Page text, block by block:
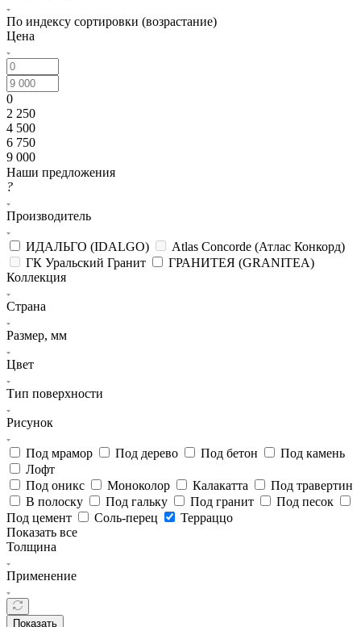
По индексу сортировки (возрастание)
Цена
0
2 250
4 500
6 750
9 000
Наши предложения
?
Производитель
ИДАЛЬГО (IDALGO)
Atlas Concorde (Атлас Конкорд)
ГК Уральский Гранит
ГРАНИТЕЯ (GRANITEA)
Коллекция
Страна
Размер, мм
Цвет
Тип поверхности
Рисунок
Под мрамор Под дерево Под бетон
Под камень
Лофт
Под оникс
Моноколор Калакатта
Под травертин
В полоску
Под гальку Под гранит
Под песок
Под цемент
Соль-перец
Терраццо
Показать все
Толщина
Применение
Показать